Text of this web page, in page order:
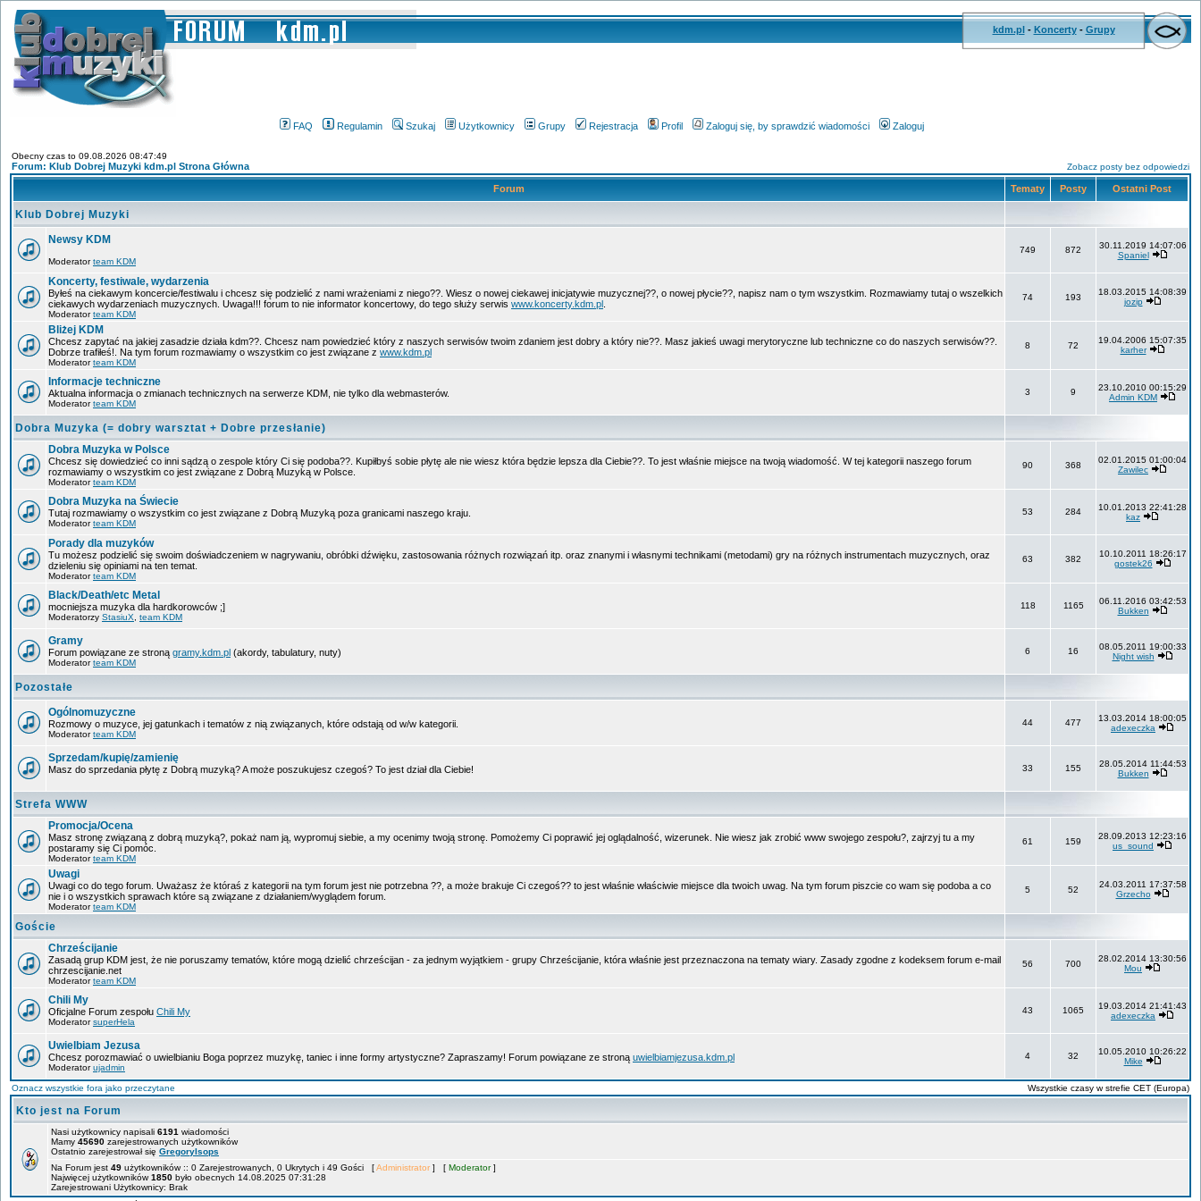
kdm.pl- Koncerty- Grupy
FAQ Regulamin Szukaj Użytkownicy Grupy Rejestracja Profil Zaloguj się, by sprawdzić wiadomości Zaloguj
Obecny czas to 09.08.2026 08:47:49
Forum: Klub Dobrej Muzyki kdm.pl Strona Główna Zobacz posty bez odpowiedzi
Forum Tematy Posty Ostatni Post
Klub Dobrej Muzyki
Newsy KDM
Moderatorteam KDM
749 872
30.11.2019 14:07:06
Spaniel
Koncerty, festiwale, wydarzenia
Byłeś na ciekawym koncercie/festiwalu i chcesz się podzielić z nami wrażeniami z niego??. Wiesz o nowej ciekawej inicjatywie muzycznej??, o nowej płycie??, napisz nam o tym wszystkim. Rozmawiamy tutaj o wszelkich
ciekawych wydarzeniach muzycznych. Uwaga!!! forum to nie informator koncertowy, do tego służy serwis www.koncerty.kdm.pl
Moderatorteam KDM
74 193
18.03.2015 14:08:39
jozip
Bliżej KDM
Chcesz zapytać na jakiej zasadzie działa kdm??. Chcesz nam powiedzieć który z naszych serwisów twoim zdaniem jest dobry a który nie??. Masz jakieś uwagi merytoryczne lub techniczne co do naszych serwisów??.
Dobrze trafiłeś!. Na tym forum rozmawiamy o wszystkim co jest związane z www.kdm.pl
Moderatorteam KDM
8 72
19.04.2006 15:07:35
karher
Informacje techniczne
Aktualna informacja o zmianach technicznych na serwerze KDM, nie tylko dla webmasterów.
Moderatorteam KDM
3 9
23.10.2010 00:15:29
Admin KDM
Dobra Muzyka (= dobry warsztat + Dobre przesłanie)
Dobra Muzyka w Polsce
Chcesz się dowiedzieć co inni sądzą o zespole który Ci się podoba??. Kupiłbyś sobie płytę ale nie wiesz która będzie lepsza dla Ciebie??. To jest właśnie miejsce na twoją wiadomość. W tej kategorii naszego forum
rozmawiamy o wszystkim co jest związane z Dobrą Muzyką w Polsce.
Moderatorteam KDM
90 368
02.01.2015 01:00:04
Zawilec
Dobra Muzyka na Świecie
Tutaj rozmawiamy o wszystkim co jest związane z Dobrą Muzyką poza granicami naszego kraju.
Moderatorteam KDM
53 284
10.01.2013 22:41:28
kaz
Porady dla muzyków
Tu możesz podzielić się swoim doświadczeniem w nagrywaniu, obróbki dźwięku, zastosowania różnych rozwiązań itp. oraz znanymi i własnymi technikami (metodami) gry na różnych instrumentach muzycznych, oraz
dzieleniu się opiniami na ten temat.
Moderatorteam KDM
63 382
10.10.2011 18:26:17
gostek26
Black/Death/etc Metal
mocniejsza muzyka dla hardkorowców ;]
Moderatorzy StasiuX team KDM
118 1165
06.11.2016 03:42:53
Bukken
Gramy
Forum powiązane ze stroną gramy.kdm.pl (akordy, tabulatury, nuty)
Moderatorteam KDM
6 16
08.05.2011 19:00:33
Night wish
Pozostałe
Ogólnomuzyczne
Rozmowy o muzyce, jej gatunkach i tematów z nią związanych, które odstają od w/w kategorii.
Moderatorteam KDM
44 477
13.03.2014 18:00:05
adexeczka
Sprzedam/kupię/zamienię
Masz do sprzedania płytę z Dobrą muzyką? A może poszukujesz czegoś? To jest dział dla Ciebie! 33 155
28.05.2014 11:44:53
Bukken
Strefa WWW
Promocja/Ocena
Masz stronę związaną z dobrą muzyką?, pokaż nam ją, wypromuj siebie, a my ocenimy twoją stronę. Pomożemy Ci poprawić jej oglądalność, wizerunek. Nie wiesz jak zrobić www swojego zespołu?, zajrzyj tu a my
postaramy się Ci pomóc.
Moderatorteam KDM
61 159
28.09.2013 12:23:16
us_sound
Uwagi
Uwagi co do tego forum. Uważasz że któraś z kategorii na tym forum jest nie potrzebna ??, a może brakuje Ci czegoś?? to jest właśnie właściwie miejsce dla twoich uwag. Na tym forum piszcie co wam się podoba a co
nie i o wszystkich sprawach które są związane z działaniem/wyglądem forum.
Moderatorteam KDM
5 52
24.03.2011 17:37:58
Grzecho
Goście
Chrześcijanie
Zasadą grup KDM jest, że nie poruszamy tematów, które mogą dzielić chrześcijan - za jednym wyjątkiem - grupy Chrześcijanie, która właśnie jest przeznaczona na tematy wiary. Zasady zgodne z kodeksem forum e-mail
chrzescijanie.net
Moderatorteam KDM
56 700
28.02.2014 13:30:56
Mou
Chili My
Oficjalne Forum zespołu Chili My
ModeratorsuperHela
43 1065
19.03.2014 21:41:43
adexeczka
Uwielbiam Jezusa
Chcesz porozmawiać o uwielbianiu Boga poprzez muzykę, taniec i inne formy artystyczne? Zapraszamy! Forum powiązane ze stroną uwielbiamjezusa.kdm.pl
Moderatorujadmin
4 32
10.05.2010 10:26:22
Mike
Oznacz wszystkie fora jako przeczytane Wszystkie czasy w strefie CET (Europa)
Kto jest na Forum
Nasi użytkownicy napisali 6191 wiadomości
Mamy 45690 zarejestrowanych użytkowników
Ostatnio zarejestrował się GregoryIsops
Na Forum jest 49 użytkowników :: 0 Zarejestrowanych, 0 Ukrytych i 49 Gości [Administrator ] [ Moderator]
Najwięcej użytkowników1850 było obecnych 14.08.2025 07:31:28
Zarejestrowani Użytkownicy: Brak